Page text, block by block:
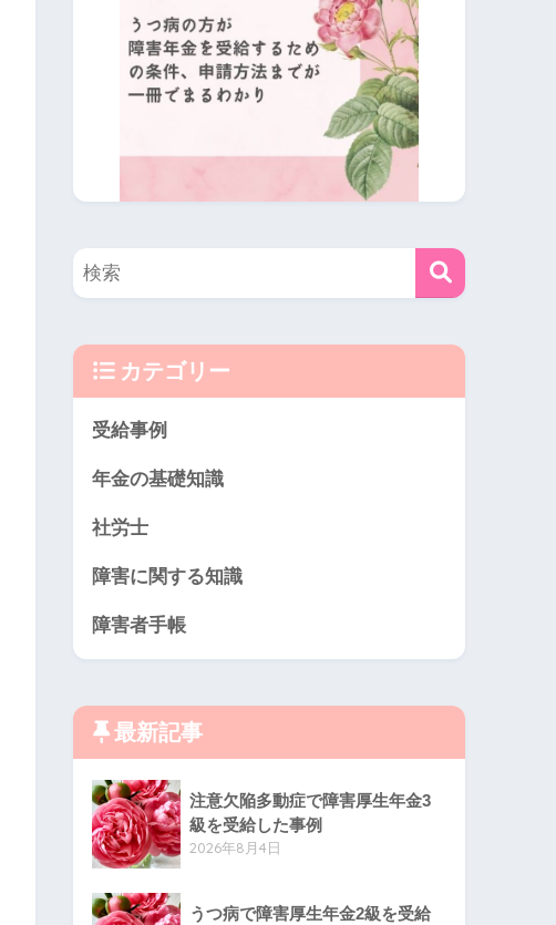
カテゴリー
受給事例
年金の基礎知識
社労士
障害に関する知識
障害者手帳
最新記事
注意欠陥多動症で障害厚生年金3
級を受給した事例
2026年8月4日
うつ病で障害厚生年金2級を受給